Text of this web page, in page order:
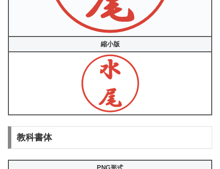
縮小版
教科書体